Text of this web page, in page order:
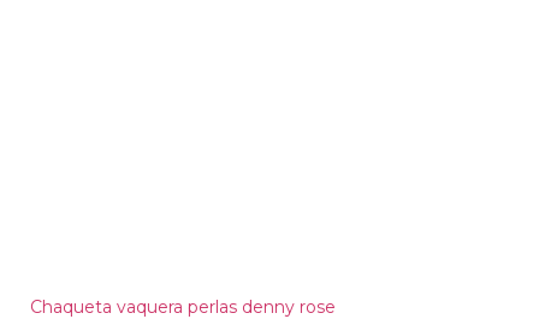
Chaqueta vaquera perlas denny rose